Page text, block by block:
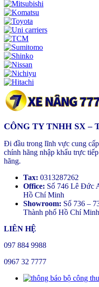
CÔNG TY TNHH SX –
Đi đầu trong lĩnh vực cung
chính hãng nhập khẩu trực
hãng.
Tax: 0313287262
Office: Số 746 Lê Đức
Hồ Chí Minh
Showroom: Số 736 –
Thành phố Hồ Chí Minh
LIÊN HỆ
097 884 9988
0967 32 7777